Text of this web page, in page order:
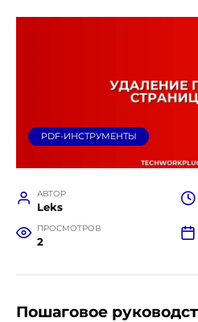
PDF-ИНСТРУМЕНТЫ
АВТОР
Leks
ПРОСМОТРОВ
2
Пошаговое